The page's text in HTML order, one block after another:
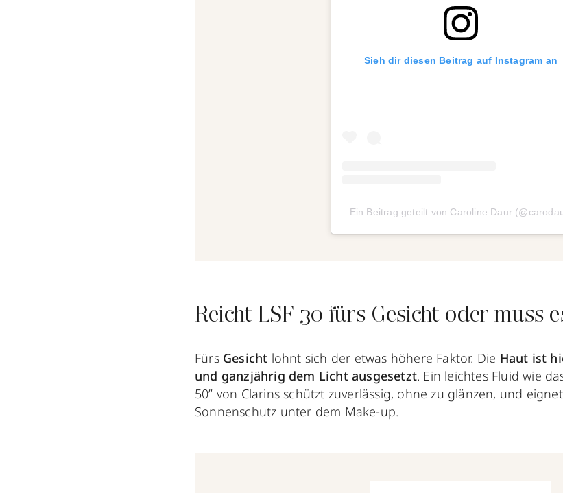
Sieh dir diesen Beitrag auf Instagram an
Ein Beitrag geteilt von Caroline Daur
Reicht LSF 30 fürs Gesicht oder muss
Fürs Gesicht lohnt sich der etwas höhere Faktor. Die Haut ist
und ganzjährig dem Licht ausgesetzt. Ein leichtes Fluid wie
50” von Clarins schützt zuverlässig, ohne zu glänzen, und
Sonnenschutz unter dem Make-up.